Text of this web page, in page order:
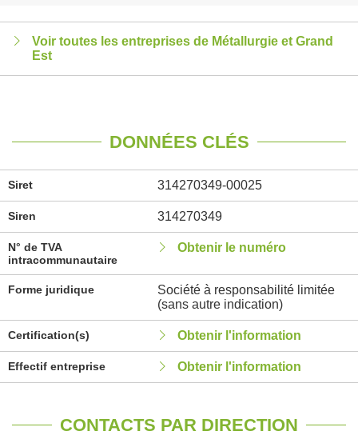
Voir toutes les entreprises de Métallurgie et Grand
Est
DONNÉES CLÉS
Siret 314270349-00025
Siren 314270349
N° de TVA
intracommunautaire
Obtenir le numéro
Forme juridique
Société à responsabilité limitée
(sans autre indication)
Certification(s) Obtenir l'information
Effectif entreprise Obtenir l'information
CONTACTS PAR DIRECTION